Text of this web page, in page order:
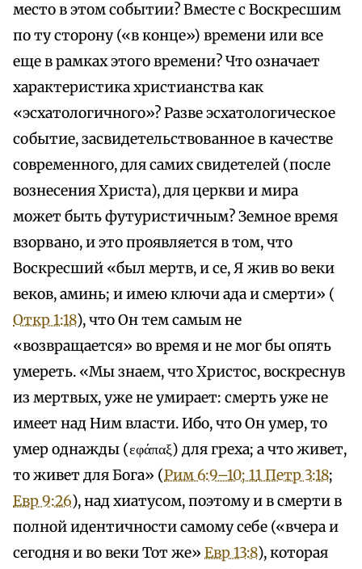
место в этом событии? Вместе с Воскресшим
по ту сторону («в конце») времени или все
еще в рамках этого времени? Что означает
характеристика христианства как
«эсхатологичного»? Разве эсхатологическое
событие, засвидетельствованное в качестве
современного, для самих свидетелей (после
вознесения Христа), для церкви и мира
может быть футуристичным? Земное время
взорвано, и это проявляется в том, что
Воскресший «был мертв, и се, Я жив во веки
веков, аминь; и имею ключи ада и смерти» (
Откр 1:18), что Он тем самым не
«возвращается» во время и не мог бы опять
умереть. «Мы знаем, что Христос, воскреснув
из мертвых, уже не умирает: смерть уже не
имеет над Ним власти. Ибо, что Он умер, то
умер однажды (εφάπαξ) для греха; а что живет,
то живет для Бога» (Рим 6:9–10; 11 Петр 3:18;
Евр 9:26), над хиатусом, поэтому и в смерти в
полной идентичности самому себе («вчера и
сегодня и во веки Тот же» Евр 13:8), которая